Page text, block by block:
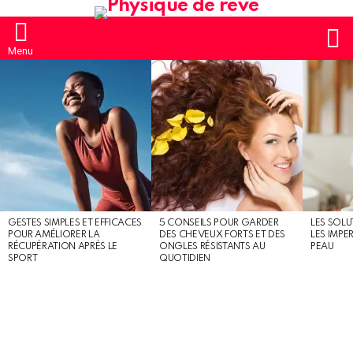
Menu
GESTES SIMPLES ET EFFICACES
POUR AMÉLIORER LA
RÉCUPÉRATION APRÈS LE
SPORT
5 CONSEILS POUR GARDER
DES CHEVEUX FORTS ET DES
ONGLES RÉSISTANTS AU
QUOTIDIEN
LES
LES
PEAU